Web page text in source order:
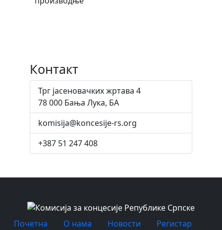
Контакт
Трг јасеновачких жртава 4
78 000 Бања Лука, БА
komisija@koncesije-rs.org
+387 51 247 408
Почетна O нама Новости
Регистар